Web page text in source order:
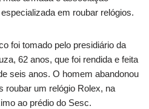
em roubar relógios.
foi tomado pelo presidiário da
62 anos, que foi rendida e feita
seis anos. O homem abandonou
roubar um relógio Rolex, na
ao prédio do Sesc.